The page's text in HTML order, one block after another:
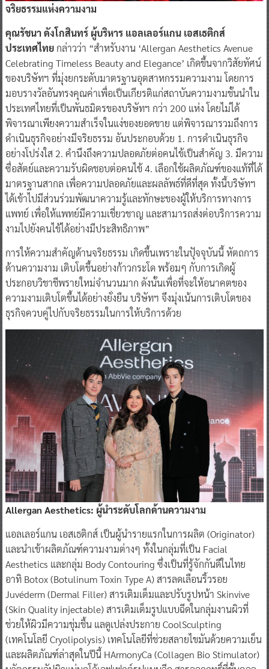
จริยธรรมแห่งความงาม
คุณรัชนา ดังโกสินทร์ ผู้บริหาร แอลเลอร์แกน เอสเธติกส์
ประเทศไทยกล่าวว่า “สำหรับงาน ‘Allergan Aesthetics Avenue
Celebrating Timeless Beauty and Elegance’ เกิดขึ้นจากวิสัยทัศน์
ของบริษัทฯ ที่มุ่งยกระดับมาตรฐานอุตสาหกรรมความงาม โดยการ
มอบรางวัลอันทรงคุณค่าเพื่อเป็นเกียรติแก่สถาบันความงามชั้นนำใน
ประเทศไทยที่เป็นพันธมิตรของบริษัทฯ กว่า 200 แห่ง โดยไม่ได้
พิจารณาเพียงความสำเร็จในแง่ของยอดขาย แต่พิจารณารวมถึงการ
ดำเนินธุรกิจอย่างมีจริยธรรม อันประกอบด้วย 1. การดำเนินธุรกิจ
อย่างโปร่งใส 2. คำนึงถึงความปลอดภัยต่อคนไข้เป็นสำคัญ 3. มีความ
ซื่อสัตย์และความรับผิดชอบต่อคนไข้ 4. เลือกใช้ผลิตภัณฑ์ของแท้ที่ได้
มาตรฐานสากล เพื่อความปลอดภัยและผลลัพธ์ที่ดีที่สุด ทั้งนี้บริษัทฯ
ได้เข้าไปมีส่วนร่วมพัฒนาความรู้และทักษะของผู้ให้บริการทางการ
แพทย์ เพื่อให้แพทย์มีความเชี่ยวชาญ และสามารถส่งต่อบริการความ
งามไปยังคนไข้ได้อย่างมีประสิทธิภาพ”
การให้ความสำคัญด้านจริยธรรม เกิดขึ้นเพราะในปุัจจุบันนี้ หัตถการ
ด้านความงาม เติบโตขึ้นอย่างก้าวกระโด พร้อมๆ กับการเกิดผู้
ประกอบวิชาชีพรายใหม่จำนวนมาก ดังนั้นเพื่อที่จะให้อนาคตของ
ความงามเติบโตขึ้นได้อย่างยั่งยืน บริษัทฯ จึงมุ่งเน้นการเติบโตของ
ธุรกิจควบคู่ไปกับจริยธรรมในการให้บริการด้วย
Allergan Aesthetics: ผู้นำระดับโลกด้านความงาม
แอลเลอร์แกน เอสเธติกส์ เป็นผู้นำรายแรกในการผลิต (Originator)
และนำเข้าผลิตภัณฑ์ความงามต่างๆ ทั้งในกลุ่มที่เป็น Facial
Aesthetics และกลุ่ม Body Contouring ซึ่งเป็นที่รู้จักกันดีในไทย
อาทิ Botox (Botulinum Toxin Type A) สารลดเลือนริ้วรอย
Juvéderm (Dermal Filler) สารเติมเต็มและปรับรูปหน้า Skinvive
(Skin Quality injectable) สารเติมเต็มรูปแบบฉีดในกลุ่มงานผิวที่
ช่วยให้ผิวมีความชุ่มชื้น แลดูเปล่งประกาย CoolSculpting
(เทคโนโลยี Cryolipolysis) เทคโนโลยีที่ช่วยสลายไขมันด้วยความเย็น
และผลิตภัณฑ์ล่าสุดในปีนี้ HArmonyCa (Collagen Bio Stimulator)